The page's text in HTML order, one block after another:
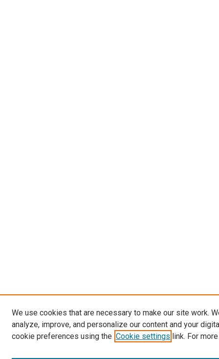
We use cookies that are necessary to make our site work.
analyze, improve, and personalize our content and your
cookie preferences using the Cookie settings link. For